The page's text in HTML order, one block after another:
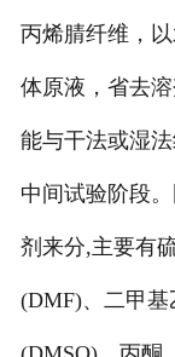
丙烯腈纤维，
体原液，省去
能与干法或湿
中间试验阶段
剂来分,主要有
(DMF)、二甲